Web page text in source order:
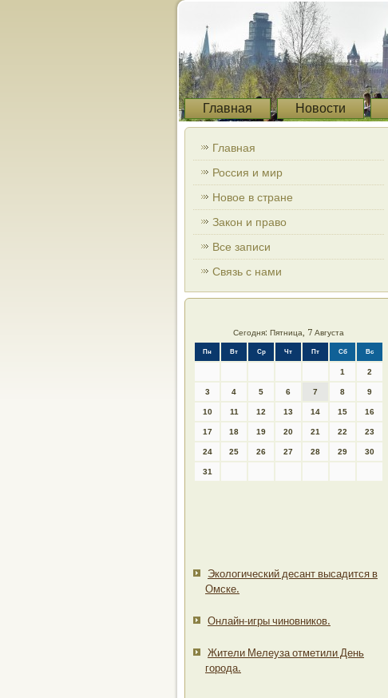
Главная Новости
Главная
Россия и мир
Новое в стране
Закон и право
Все записи
Связь с нами
Сегодня: Пятница, 7 Августа
Пн Вт Ср Чт Пт Сб Вс
1 2
3 4 5 6 7 8 9
10 11 12 13 14 15 16
17 18 19 20 21 22 23
24 25 26 27 28 29 30
31
Экологический десант высадится в
Омске.
Онлайн-игры чиновников.
Жители Мелеуза отметили День
города.